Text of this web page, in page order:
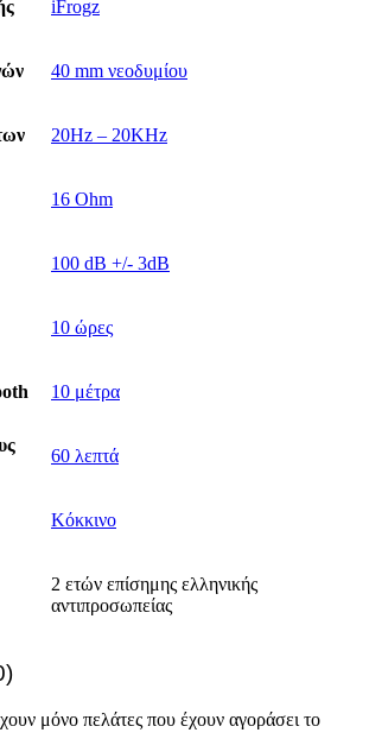
iFrogz
40 mm νεοδυμίου
20Hz – 20KHz
16 Ohm
100 dB +/- 3dB
10 ώρες
10 μέτρα
60 λεπτά
Κόκκινο
2 ετών επίσημης ελληνικής
αντιπροσωπείας
μόνο πελάτες που έχουν αγοράσει το